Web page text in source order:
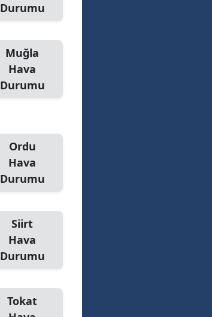
Durumu
Muğla
Hava
Durumu
Ordu
Hava
Durumu
Siirt
Hava
Durumu
Tokat